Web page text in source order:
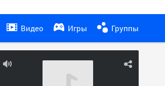
Видео Игры Группы